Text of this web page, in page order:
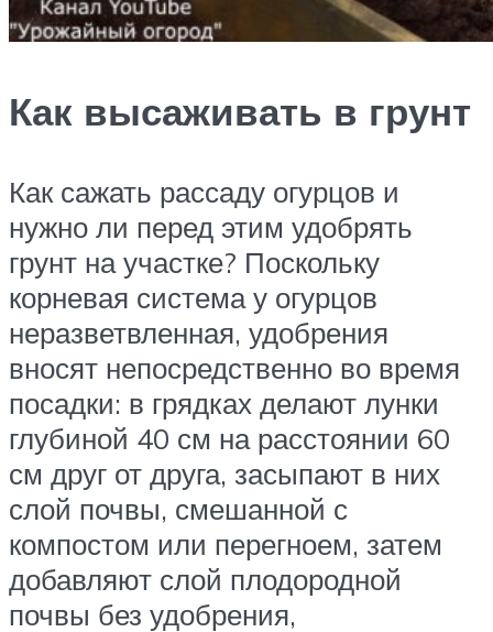
Как высаживать в грунт
Как сажать рассаду огурцов и
нужно ли перед этим удобрять
грунт на участке? Поскольку
корневая система у огурцов
неразветвленная, удобрения
вносят непосредственно во время
посадки: в грядках делают лунки
глубиной 40 см на расстоянии 60
см друг от друга, засыпают в них
слой почвы, смешанной с
компостом или перегноем, затем
добавляют слой плодородной
почвы без удобрения,